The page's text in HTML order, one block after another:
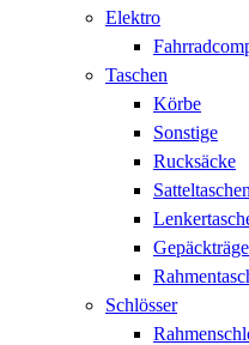
Elektro
Taschen
Körbe
Sonstige
Rucksäcke
Satteltaschen
Schlösser